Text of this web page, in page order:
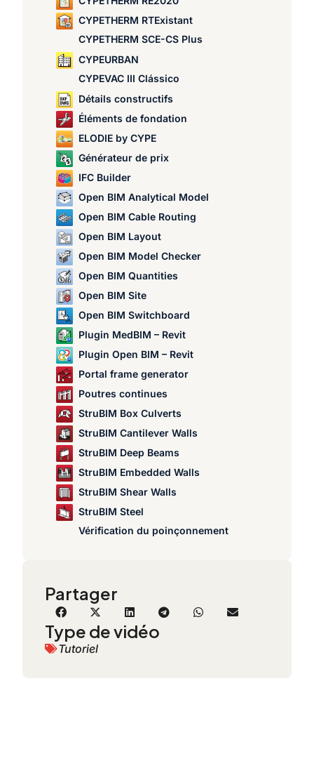
Partager
Type de vidéo
Tutoriel
CYPETHERM RTExistant
CYPETHERM SCE-CS Plus
CYPEURBAN
CYPEVAC III Clássico
Détails constructifs
Éléments de fondation
ELODIE by CYPE
Générateur de prix
IFC Builder
Open BIM Analytical Model
Open BIM Cable Routing
Open BIM Layout
Open BIM Model Checker
Open BIM Quantities
Open BIM Site
Open BIM Switchboard
Plugin MedBIM – Revit
Plugin Open BIM – Revit
Portal frame generator
Poutres continues
StruBIM Box Culverts
StruBIM Cantilever Walls
StruBIM Deep Beams
StruBIM Embedded Walls
StruBIM Shear Walls
StruBIM Steel
Vérification du poinçonnement